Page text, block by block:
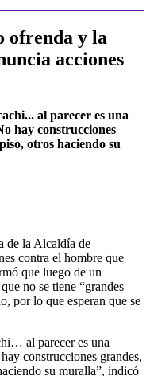
ofrenda y la
acciones
al parecer es una
hay construcciones
otros haciendo su
de la Alcaldía de
contra el hombre que
que luego de un
no se tiene “grandes
por lo que esperan que se
al parecer es una
construcciones grandes,
su muralla”, indicó